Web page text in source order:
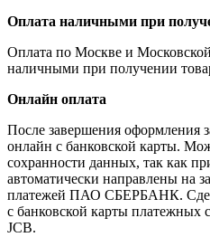
Оплата наличными при
Оплата по Москве и
наличными при получении
Онлайн оплата
После завершения оформления
онлайн с банковской карты.
сохранности данных, так как
автоматически направлены на
платежей ПАО СБЕРБАНК.
с банковской карты платежных
JCB.